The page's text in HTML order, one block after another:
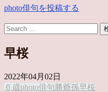
photo俳句を投稿する
早桜
2022年04月02日
６歳photo俳句 勝爺孫早桜